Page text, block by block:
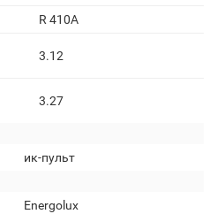
R 410A
3.12
3.27
ик-пульт
Energolux